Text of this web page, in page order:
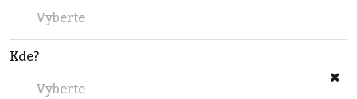
Vyberte
Kde?
Vyberte